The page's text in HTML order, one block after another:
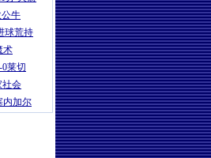
牛
球荒持
术
莱切
社会
内加尔